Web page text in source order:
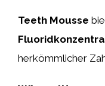
Teeth Mousse
herkömmlicher